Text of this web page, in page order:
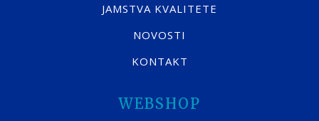
JAMSTVA KVALITETE
NOVOSTI
KONTAKT
WEBSHOP